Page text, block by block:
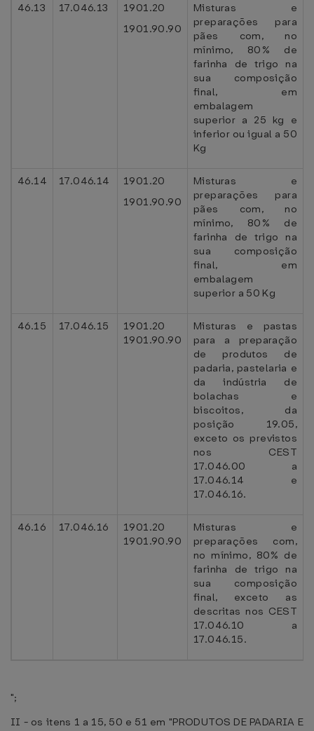
46.13 17.046.13
1901.20
1901.90.90
Misturas e
preparações para
pães com, no
mínimo, 80% de
farinha de trigo na
sua composição
final, em
embalagem
superior a 25 kg e
inferior ou igual a 50
Kg
46.14 17.046.14
1901.20
1901.90.90
Misturas e
preparações para
pães com, no
mínimo, 80% de
farinha de trigo na
sua composição
final, em
embalagem
superior a 50 Kg
46.15 17.046.15
1901.20
1901.90.90
Misturas e pastas
para a preparação
de produtos de
padaria, pastelaria e
da indústria de
bolachas e
biscoitos, da
posição 19.05,
exceto os previstos
nos CEST
17.046.00 a
17.046.14 e
17.046.16.
46.16 17.046.16
1901.20
1901.90.90
Misturas e
preparações com,
no mínimo, 80% de
farinha de trigo na
sua composição
final, exceto as
descritas nos CEST
17.046.10 a
17.046.15.
";
II - os itens 1 a 15, 50 e 51 em "PRODUTOS DE PADARIA E